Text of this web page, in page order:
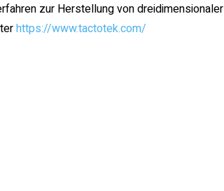
zur Herstellung von dreidimensionaler
https://www.tactotek.com/